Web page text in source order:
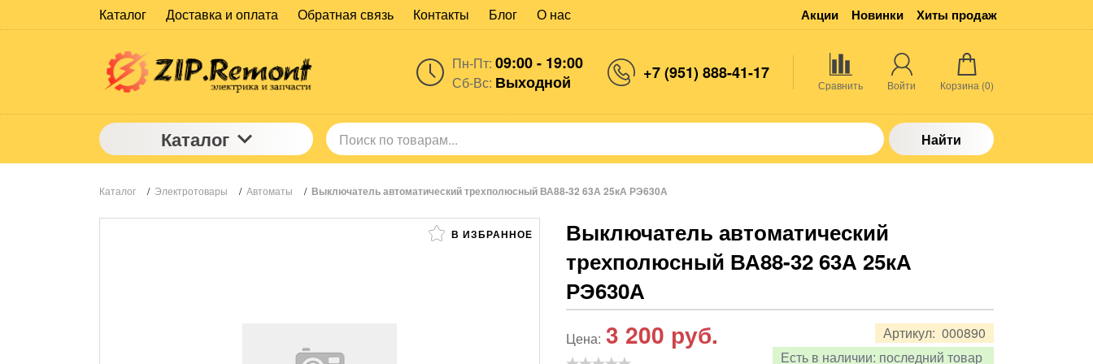
Каталог Доставка и оплата Обратная связь Контакты Блог О нас Акции Новинки Хиты продаж
Пн-Пт: 09:00 - 19:00
Сб-Вс: Выходной +7 (951) 888-41-17
Сравнить Войти Корзина (0)
Каталог Найти
Каталог / Электротовары / Автоматы / Выключатель автоматический трехполюсный ВА88-32 63А 25кА РЭ630А
В ИЗБРАННОЕ
Выключатель автоматический
трехполюсный ВА88-32 63А 25кА
РЭ630А
Артикул: 000890
Есть в наличии: последний товар
Цена: 3 200 руб.